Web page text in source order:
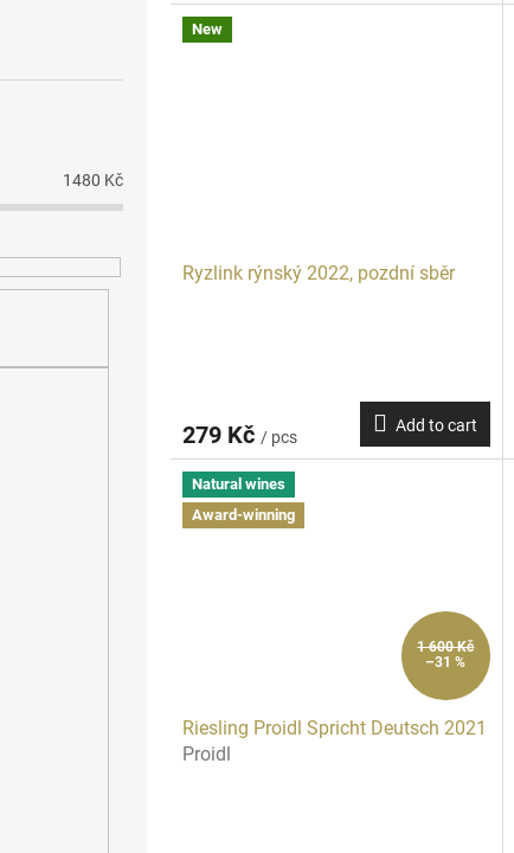
1480 Kč
New
Ryzlink rýnský 2022, pozdní sběr
279 Kč / pcs
Add to cart
Natural wines
Award-winning
1 600 Kč
–31 %
Riesling Proidl Spricht Deutsch 2021
Proidl